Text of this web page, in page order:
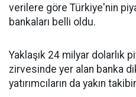
verilere göre Türkiye'nin
bankaları belli oldu.
Yaklaşık 24 milyar dolarlık
zirvesinde yer alan banka
yatırımcıların da yakın